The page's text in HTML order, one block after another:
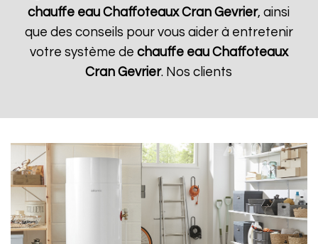
chauffe eau Chaffoteaux Cran Gevrier, ainsi
que des conseils pour vous aider à entretenir
votre système de chauffe eau Chaffoteaux
Cran Gevrier. Nos clients